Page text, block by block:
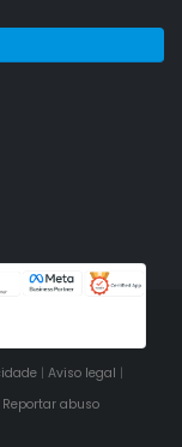
| Aviso legal |
Reportar abuso